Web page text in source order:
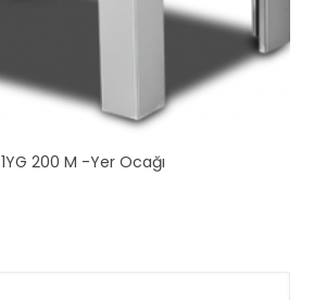
1YG 200 M -Yer Ocağı